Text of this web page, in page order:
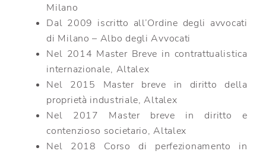
Milano
Dal 2009 iscritto all’Ordine degli avvocati
di Milano – Albo degli Avvocati
Nel 2014 Master Breve in contrattualistica
internazionale, Altalex
Nel 2015 Master breve in diritto della
proprietà industriale, Altalex
Nel 2017 Master breve in diritto e
contenzioso societario, Altalex
Nel 2018 Corso di perfezionamento in